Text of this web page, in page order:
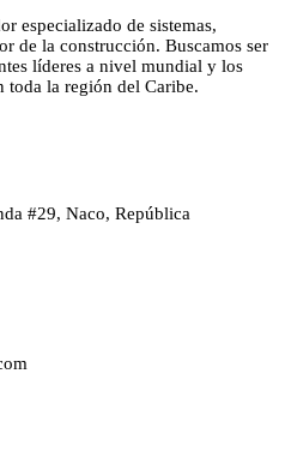
especializado de sistemas,
de la construcción. Buscamos ser
líderes a nivel mundial y los
toda la región del Caribe.
#29, Naco, República